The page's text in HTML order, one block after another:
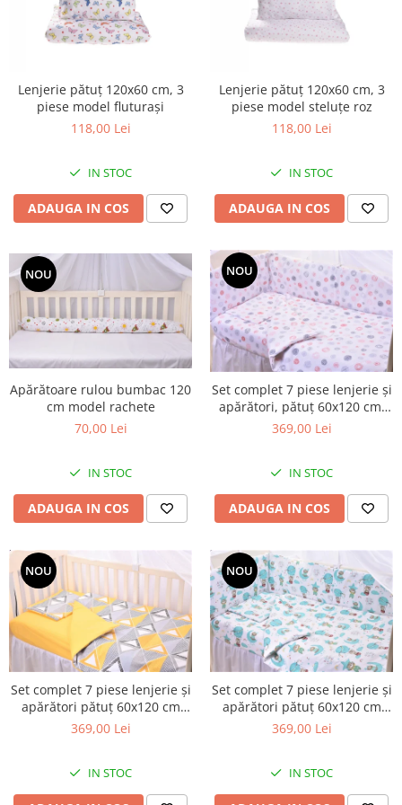
Groase
Nou Nascut
Scoica
Saculeti dormit si plimbare
Sisteme de infasare
160x200
180x200
200x200
4 Anotimpuri
Antialergica
De Iarna
De Vara
Dubla
Groase
Groase De Iarna
Ieftine
Subtire
Subtire de Vara
Set Pilota si Perne
Pilota si Perne Ieftine
Pilote si Perne Romanesti
Lenjerie pătuț 120x60 cm, 3
piese model fluturași
118,00 Lei
IN STOC
ADAUGA IN COS
Lenjerie pătuț 120x60 cm, 3
piese model steluțe roz
118,00 Lei
IN STOC
ADAUGA IN COS
NOU
Apărătoare rulou bumbac 120
cm model rachete
70,00 Lei
IN STOC
ADAUGA IN COS
NOU
Set complet 7 piese lenjerie și
apărători, pătuț 60x120 cm,
Model Ghemotoace
369,00 Lei
IN STOC
ADAUGA IN COS
NOU
Set complet 7 piese lenjerie și
apărători pătuț 60x120 cm
model Forme Geometrice
369,00 Lei
IN STOC
NOU
Set complet 7 piese lenjerie și
apărători pătuț 60x120 cm
Ursuleți în balon
369,00 Lei
IN STOC